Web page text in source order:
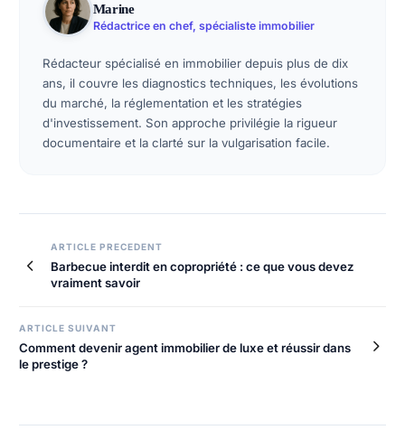
Marine
Rédactrice en chef, spécialiste immobilier
Rédacteur spécialisé en immobilier depuis plus de dix
ans, il couvre les diagnostics techniques, les évolutions
du marché, la réglementation et les stratégies
d'investissement. Son approche privilégie la rigueur
documentaire et la clarté sur la vulgarisation facile.
Navigation
de
ARTICLE PRECEDENT
Barbecue interdit en copropriété : ce que vous devez
vraiment savoir
ARTICLE SUIVANT
Comment devenir agent immobilier de luxe et réussir dans
le prestige ?